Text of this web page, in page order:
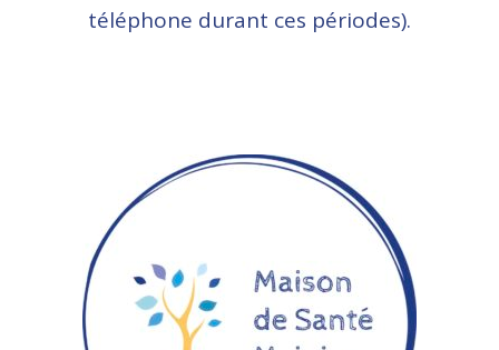
téléphone durant ces périodes).